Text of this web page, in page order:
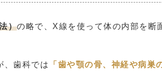
）の略で、X線を使って体の内部を断
、歯科では 「歯や顎の骨、神経や病巣